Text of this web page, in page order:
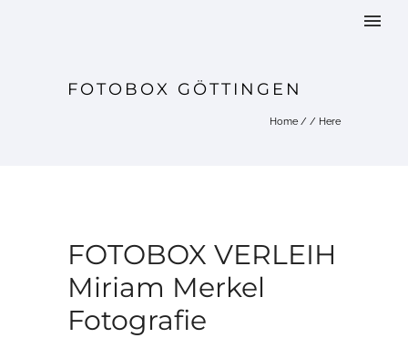
FOTOBOX GÖTTINGEN
Home / / Here
FOTOBOX VERLEIH
Miriam Merkel
Fotografie